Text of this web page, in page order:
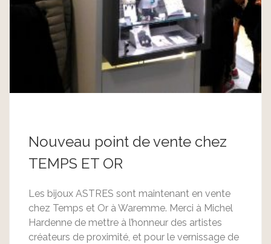
Nouveau point de vente chez
TEMPS ET OR
Les bijoux ASTRES sont maintenant en vente
chez Temps et Or à Waremme. Merci à Michel
Hardenne de mettre à l’honneur des artistes
créateurs de proximité, et pour le vernissage de